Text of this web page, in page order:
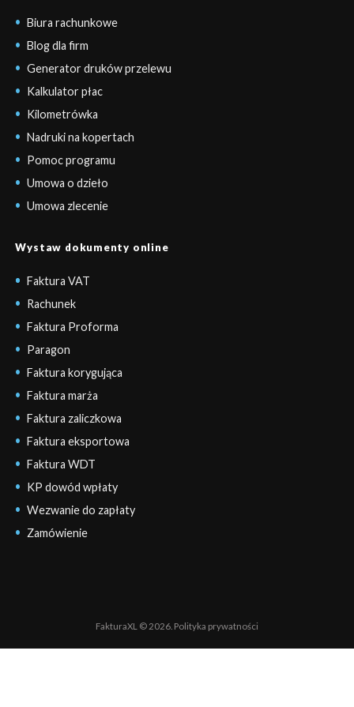
Biura rachunkowe
Blog dla firm
Generator druków przelewu
Kalkulator płac
Kilometrówka
Nadruki na kopertach
Pomoc programu
Umowa o dzieło
Umowa zlecenie
Wystaw dokumenty online
Faktura VAT
Rachunek
Faktura Proforma
Paragon
Faktura korygująca
Faktura marża
Faktura zaliczkowa
Faktura eksportowa
Faktura WDT
KP dowód wpłaty
Wezwanie do zapłaty
Zamówienie
FakturaXL © 2026. Polityka prywatności